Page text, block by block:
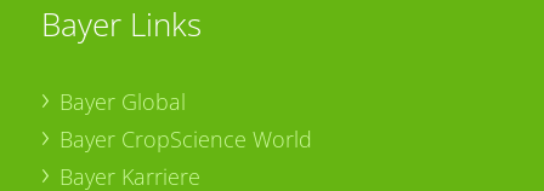
Bayer Links
Bayer Global
Bayer CropScience World
Bayer Karriere